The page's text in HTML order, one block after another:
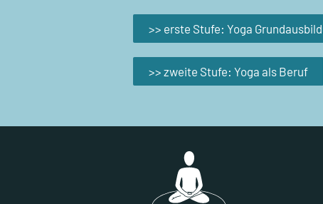
>> erste Stufe: Yoga
>> zweite Stufe: Yoga als Beruf